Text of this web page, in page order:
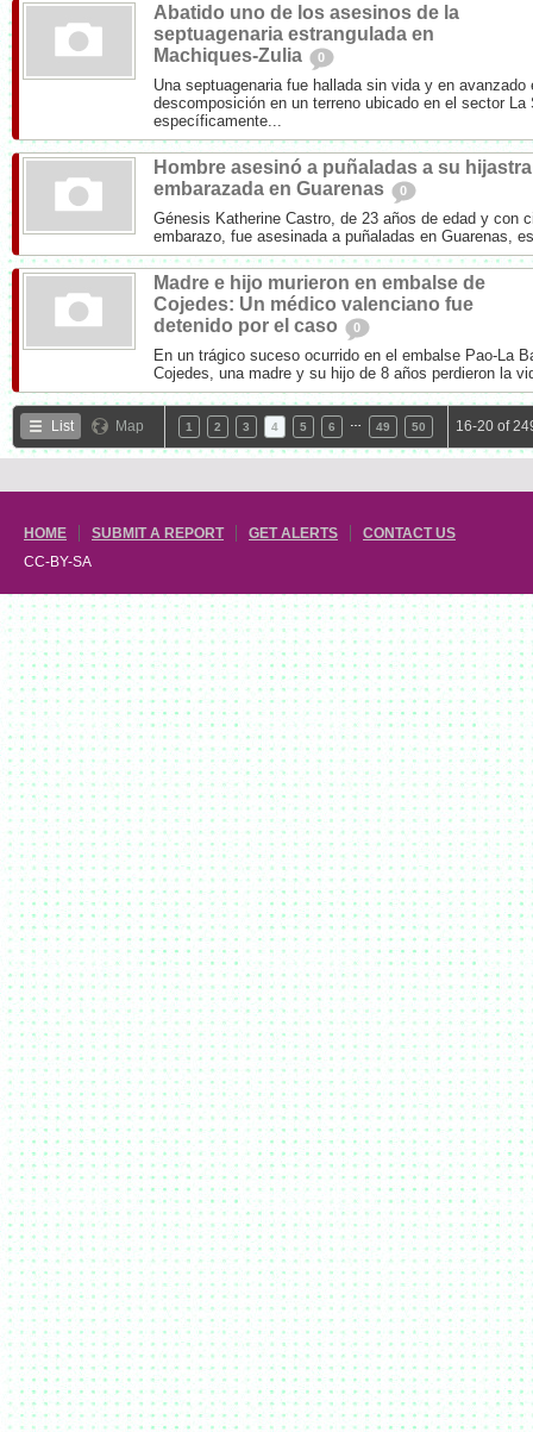
Abatido uno de los asesinos de la
septuagenaria estrangulada en
Machiques-Zulia
0
Una septuagenaria fue hallada sin vida y en avanzado
descomposición en un terreno ubicado en el sector La
específicamente...
Hombre asesinó a puñaladas a su hijastra
embarazada en Guarenas
0
Génesis Katherine Castro, de 23 años de edad y con
embarazo, fue asesinada a puñaladas en Guarenas,
Madre e hijo murieron en embalse de
Cojedes: Un médico valenciano fue
detenido por el caso
0
En un trágico suceso ocurrido en el embalse Pao-La
Cojedes, una madre y su hijo de 8 años perdieron la
List Map 1 2 3 4 5 6 49 50 16-20 of
HOME SUBMIT A REPORT GET ALERTS
CONTACT US
CC-BY-SA